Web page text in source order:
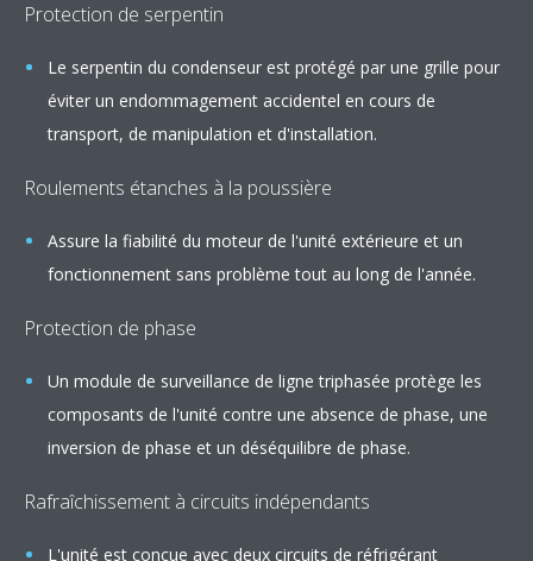
Protection de serpentin
Le serpentin du condenseur est protégé par une grille pour
éviter un endommagement accidentel en cours de
transport, de manipulation et d'installation.
Roulements étanches à la poussière
Assure la fiabilité du moteur de l'unité extérieure et un
fonctionnement sans problème tout au long de l'année.
Protection de phase
Un module de surveillance de ligne triphasée protège les
composants de l'unité contre une absence de phase, une
inversion de phase et un déséquilibre de phase.
Rafraîchissement à circuits indépendants
L'unité est conçue avec deux circuits de réfrigérant